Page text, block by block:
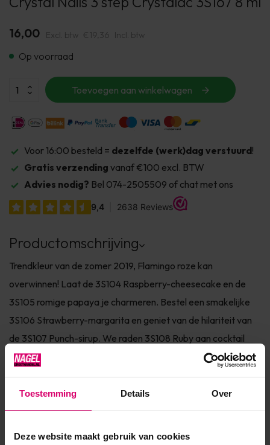
Toestemming Details Over
Deze website maakt gebruik van cookies
16,00 Excl. btw €19,36 Incl. btw
Op voorraad
Toevoegen aan winkelwagen
Voor 16:00 besteld = dezelfde (werk)dag verstuurd!
Gratis verzending vanaf €100 excl. BTW
Advies nodig? Bel 074-2505509 of chat met ons
Productomschrijving
Trendkleur van de zomer 2019, Flamingo roze kan
overwinnen! Laat de 3S104 Raspberry-cheesecake en de
3S105 romige papaya je charmeren. Bestel een smakelijke
3S106 Strawberry-margarita en geniet van de hilariteit van
de 3S107 Punch-sirup. We raden 3S108 Ruby aan cocktail
tegen hitte. Serieuze jaren van onderzoek en ontwikkeling
zijn het result...
Toon meer
Product specificaties